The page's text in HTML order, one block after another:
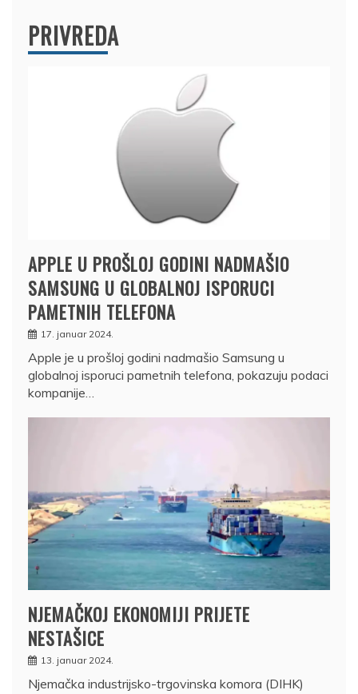
PRIVREDA
APPLE U PROŠLOJ GODINI NADMAŠIO
SAMSUNG U GLOBALNOJ ISPORUCI
PAMETNIH TELEFONA
17. januar 2024.
Apple je u prošloj godini nadmašio Samsung u
globalnoj isporuci pametnih telefona, pokazuju podaci
kompanije…
NJEMAČKOJ EKONOMIJI PRIJETE
NESTAŠICE
13. januar 2024.
Njemačka industrijsko-trgovinska komora (DIHK)